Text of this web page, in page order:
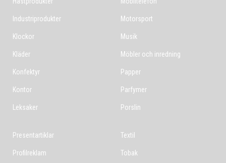
Industriprodukter
Klockor
Kläder
Konfektyr
Kontor
Leksaker
Motorsport
Musik
Möbler och inredning
Papper
Parfymer
Porslin
Presentartiklar
Profilreklam
Textil
Tobak